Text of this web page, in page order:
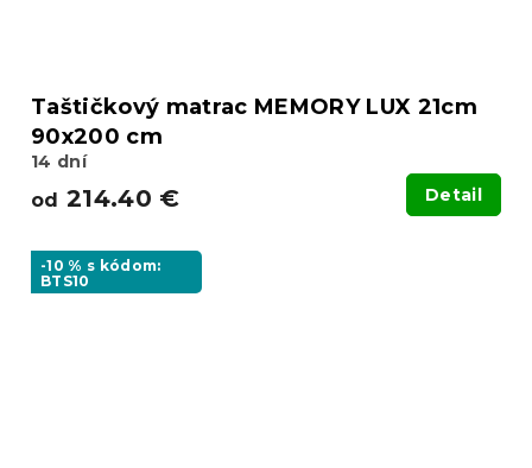
Taštičkový matrac MEMORY LUX 21cm
90x200 cm
14 dní
od 214.40 € Detail
-10 % s kódom:
BTS10